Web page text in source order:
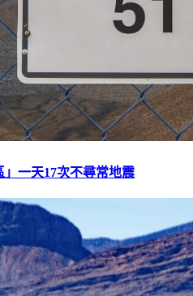
一天17次不尋常地震